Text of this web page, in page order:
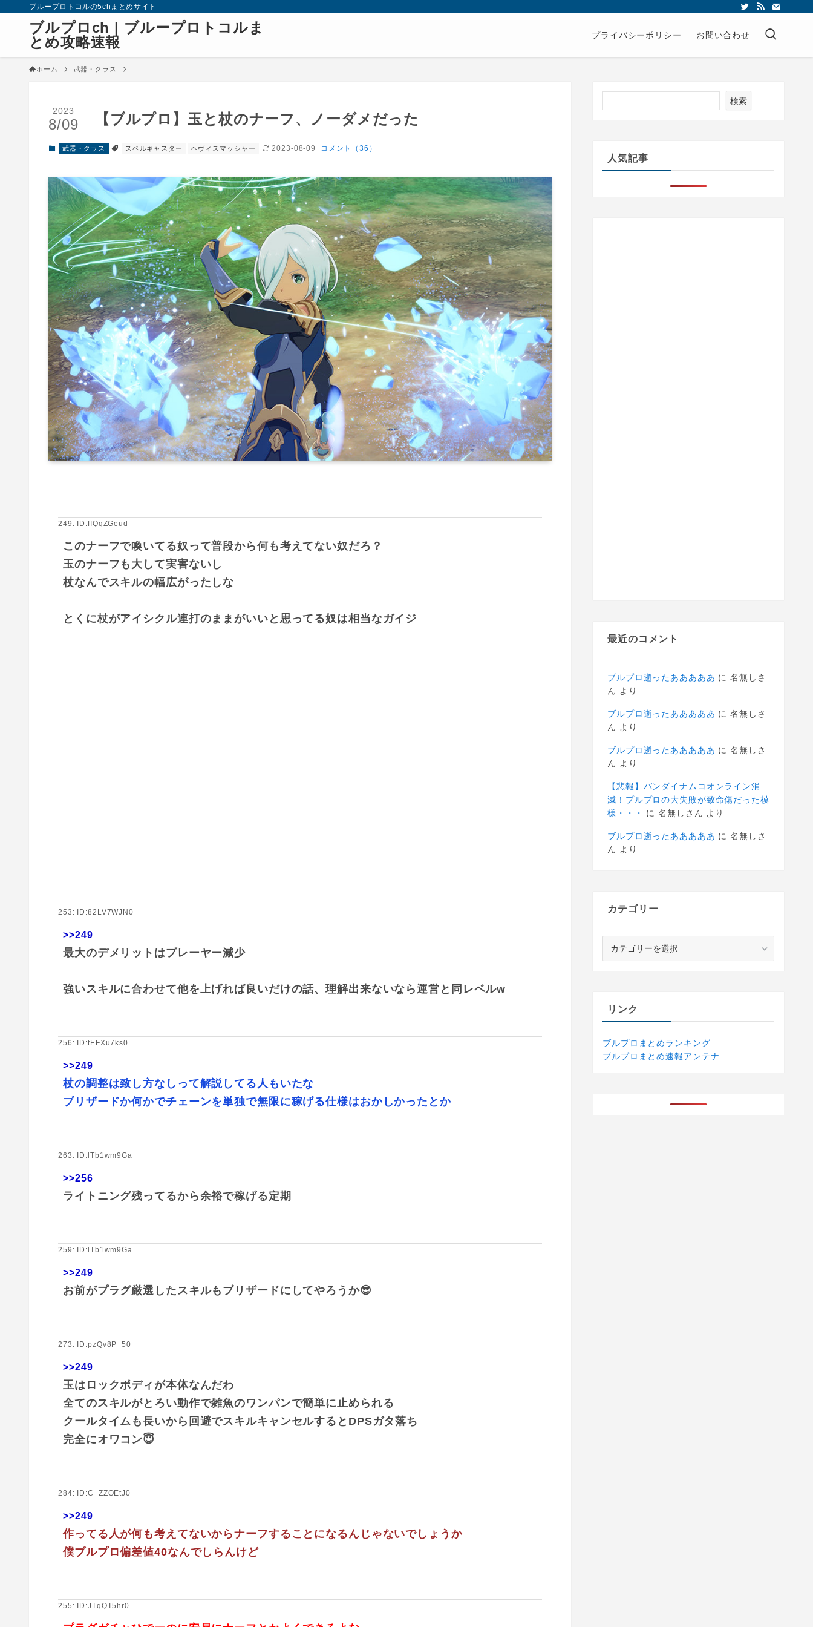
ブループロトコルの5chまとめサイト
ブルプロch | ブループロトコルま
とめ攻略速報
プライバシーポリシー お問い合わせ
ホーム 武器・クラス
【ブルプロ】玉と杖のナーフ、ノーダメだった
2023
8/09
武器・クラス スペルキャスター ヘヴィスマッシャー 2023-08-09 コメント（36）
249: ID:fIQqZGeud
このナーフで喚いてる奴って普段から何も考えてない奴だろ？
玉のナーフも大して実害ないし
杖なんでスキルの幅広がったしな
とくに杖がアイシクル連打のままがいいと思ってる奴は相当なガイジ
253: ID:82LV7WJN0
>>249
最大のデメリットはプレーヤー減少
強いスキルに合わせて他を上げれば良いだけの話、理解出来ないなら運営と同レベルw
256: ID:tEFXu7ks0
>>249
杖の調整は致し方なしって解説してる人もいたな
ブリザードか何かでチェーンを単独で無限に稼げる仕様はおかしかったとか
263: ID:lTb1wm9Ga
>>256
ライトニング残ってるから余裕で稼げる定期
259: ID:lTb1wm9Ga
>>249
お前がプラグ厳選したスキルもブリザードにしてやろうか😎
273: ID:pzQv8P+50
>>249
玉はロックボディが本体なんだわ
全てのスキルがとろい動作で雑魚のワンパンで簡単に止められる
クールタイムも長いから回避でスキルキャンセルするとDPSガタ落ち
完全にオワコン😇
284: ID:C+ZZOEtJ0
>>249
作ってる人が何も考えてないからナーフすることになるんじゃないでしょうか
僕ブルプロ偏差値40なんでしらんけど
255: ID:JTqQT5hr0
検索
人気記事
最近のコメント
ブルプロ逝ったあああああ に名無しさ
ん より
ブルプロ逝ったあああああ に名無しさ
ん より
ブルプロ逝ったあああああ に名無しさ
ん より
【悲報】バンダイナムコオンライン消
滅！プルプロの大失敗が致命傷だった模
様・・・
に名無しさん より
ブルプロ逝ったあああああ に名無しさ
ん より
カテゴリー
リンク
ブルプロまとめランキング
ブルプロまとめ速報アンテナ